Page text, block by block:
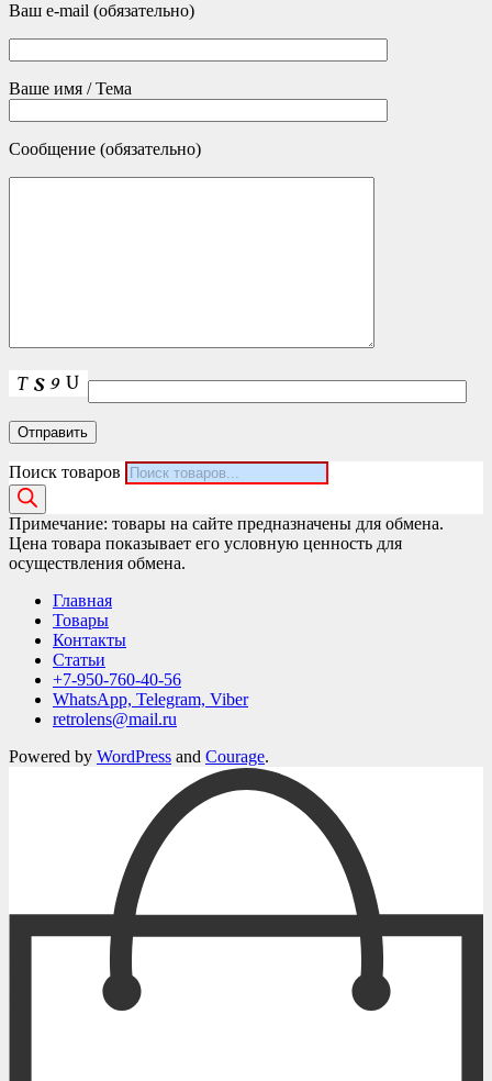
Ваш e-mail (обязательно)
Ваше имя / Тема
Сообщение (обязательно)
Поиск товаров
Примечание: товары на сайте предназначены для обмена.
Цена товара показывает его условную ценность для
осуществления обмена.
Главная
Товары
Контакты
Статьи
+7-950-760-40-56
WhatsApp, Telegram, Viber
retrolens@mail.ru
Powered by WordPress and Courage.